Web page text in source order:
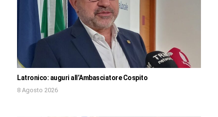
Latronico: auguri all’Ambasciatore Cospito
8 Agosto 2026